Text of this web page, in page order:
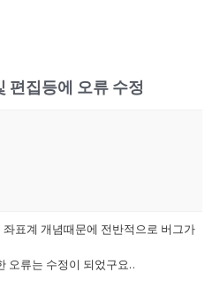
편집등에 오류 수정
표계 개념때문에 전반적으로 버그가
오류는 수정이 되었구요..